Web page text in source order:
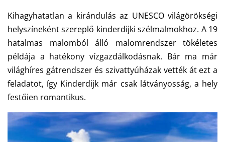
Kihagyhatatlan a kirándulás az UNESCO világörökségi
helyszíneként szereplő kinderdijki szélmalmokhoz. A 19
hatalmas malomból álló malomrendszer tökéletes
példája a hatékony vízgazdálkodásnak. Bár ma már
világhíres gátrendszer és szivattyúházak vették át ezt a
feladatot, így Kinderdijk már csak látványosság, a hely
festőien romantikus.